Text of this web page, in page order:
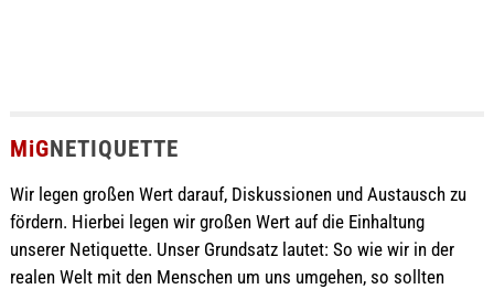
MiGNETIQUETTE
Wir legen großen Wert darauf, Diskussionen und Austausch zu
fördern. Hierbei legen wir großen Wert auf die Einhaltung
unserer Netiquette. Unser Grundsatz lautet: So wie wir in der
realen Welt mit den Menschen um uns umgehen, so sollten